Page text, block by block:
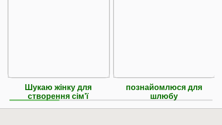
Шукаю жінку для
створення сім’ї
познайомлюся для
шлюбу